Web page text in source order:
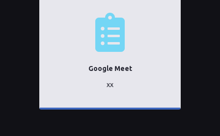
Google Meet
xx